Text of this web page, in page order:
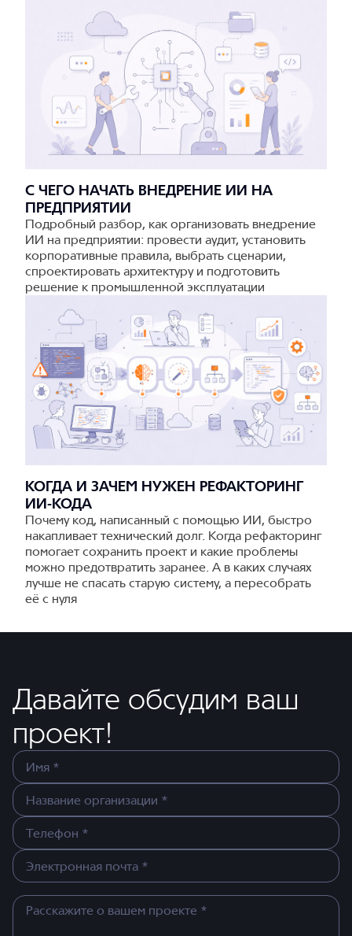
С ЧЕГО НАЧАТЬ ВНЕДРЕНИЕ ИИ НА
ПРЕДПРИЯТИИ
Подробный разбор, как организовать внедрение
ИИ на предприятии: провести аудит, установить
корпоративные правила, выбрать сценарии,
спроектировать архитектуру и подготовить
решение к промышленной эксплуатации
КОГДА И ЗАЧЕМ НУЖЕН РЕФАКТОРИНГ
ИИ-КОДА
Почему код, написанный с помощью ИИ, быстро
накапливает технический долг. Когда рефакторинг
помогает сохранить проект и какие проблемы
можно предотвратить заранее. А в каких случаях
лучше не спасать старую систему, а пересобрать
её с нуля
Давайте обсудим ваш
проект!